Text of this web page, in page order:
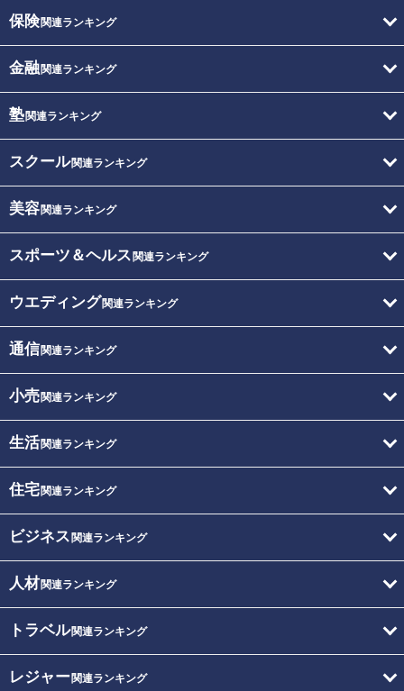
保険関連ランキング
金融関連ランキング
塾関連ランキング
スクール関連ランキング
美容関連ランキング
スポーツ＆ヘルス 関連ランキング
ウエディング関連ランキング
通信関連ランキング
小売関連ランキング
生活関連ランキング
住宅関連ランキング
ビジネス 関連ランキング
人材関連ランキング
トラベル関連ランキング
レジャー関連ランキング